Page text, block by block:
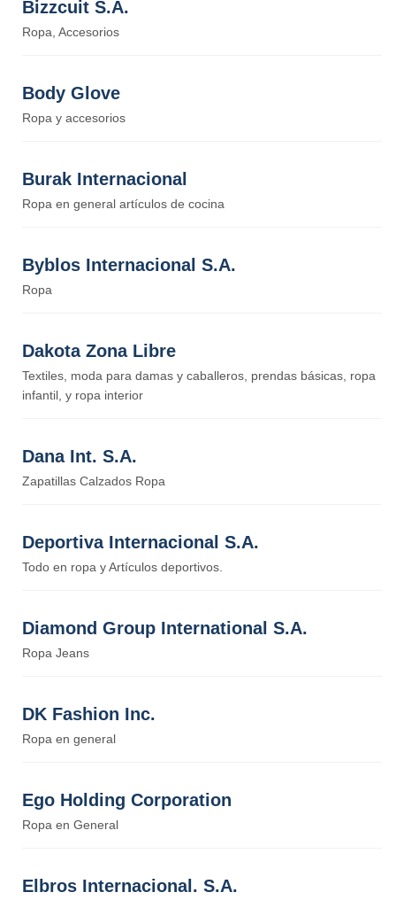
Bizzcuit S.A.
Ropa, Accesorios
Body Glove
Ropa y accesorios
Burak Internacional
Ropa en general artículos de cocina
Byblos Internacional S.A.
Ropa
Dakota Zona Libre
Textiles, moda para damas y caballeros, prendas básicas, ropa
infantil, y ropa interior
Dana Int. S.A.
Zapatillas Calzados Ropa
Deportiva Internacional S.A.
Todo en ropa y Artículos deportivos.
Diamond Group International S.A.
Ropa Jeans
DK Fashion Inc.
Ropa en general
Ego Holding Corporation
Ropa en General
Elbros Internacional. S.A.